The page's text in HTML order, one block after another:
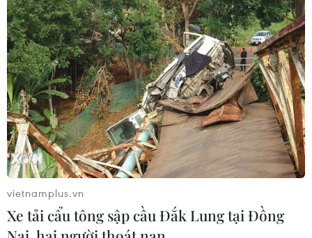
vietnamplus.vn
Xe tải cẩu tông sập cầu Đắk Lung tại Đồng